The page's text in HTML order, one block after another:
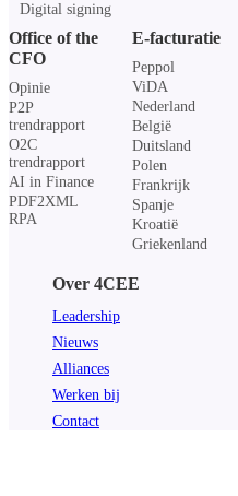
Digital signing
Office of the
CFO
Opinie
P2P
trendrapport
O2C
trendrapport
AI in Finance
PDF2XML
RPA
E-facturatie
Peppol
ViDA
Nederland
België
Duitsland
Polen
Frankrijk
Spanje
Kroatië
Griekenland
Over 4CEE
Leadership
Nieuws
Alliances
Werken bij
Contact